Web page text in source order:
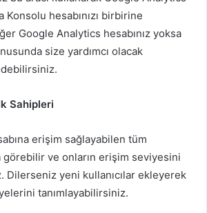
Konsolu hesabınızı birbirine
Google Analytics hesabınız yoksa
size yardımcı olacak
Sahipleri
erişim sağlayabilen tüm
görebilir ve onların erişim seviyesini
yeni kullanıcılar ekleyerek
tanımlayabilirsiniz.